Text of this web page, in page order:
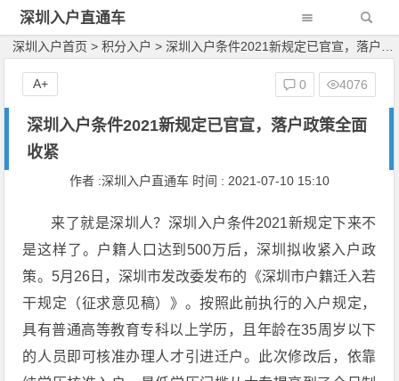
深圳入户直通车
深圳入户首页 > 积分入户 > 深圳入户条件2021新规定已官宣，落户政策全面收紧
深圳入户条件2021新规定已官宣，落户政策全面
收紧
作者 :深圳入户直通车 时间 : 2021-07-10 15:10
0 4076
A+
来了就是深圳人？深圳入户条件2021新规定下来不
是这样了。户籍人口达到500万后，深圳拟收紧入户政
策。5月26日，深圳市发改委发布的《深圳市户籍迁入若
干规定（征求意见稿）》。按照此前执行的入户规定，
具有普通高等教育专科以上学历，且年龄在35周岁以下
的人员即可核准办理人才引进迁户。此次修改后，依靠